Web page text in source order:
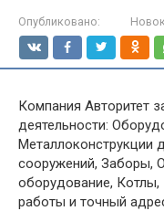
Опубликовано:
Компания Авторитет
деятельности:
Металлоконструкции
сооружений, Заборы,
оборудование,
работы и точный